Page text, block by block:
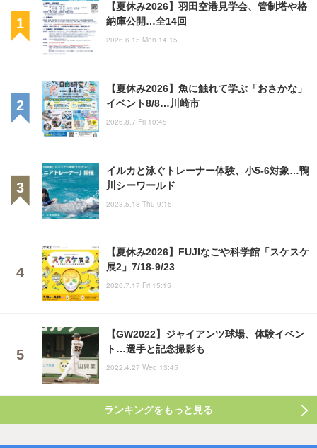
【夏休み2026】羽田空港見学会、管制塔や格
納庫公開…全14回
2026.6.15 Mon 14:15
【夏休み2026】魚に触れて学ぶ「おさかな」
イベント8/8…川崎市
2026.8.7 Fri 10:45
イルカと泳ぐトレーナー体験、小5-6対象…鴨
川シーワールド
2023.5.18 Thu 9:15
【夏休み2026】FUJIなごや科学館「スケスケ
展2」7/18-9/23
2026.7.17 Fri 15:15
【GW2022】ジャイアンツ球場、体験イベン
ト…選手と記念撮影も
2022.4.27 Wed 13:45
ランキングをもっと見る